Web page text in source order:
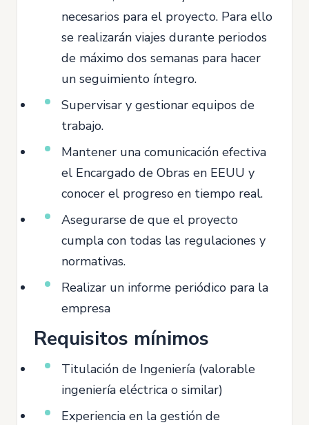
necesarios para el proyecto. Para ello
se realizarán viajes durante periodos
de máximo dos semanas para hacer
un seguimiento íntegro.
Supervisar y gestionar equipos de
trabajo.
Mantener una comunicación efectiva
el Encargado de Obras en EEUU y
conocer el progreso en tiempo real.
Asegurarse de que el proyecto
cumpla con todas las regulaciones y
normativas.
Realizar un informe periódico para la
empresa
Requisitos mínimos
Titulación de Ingeniería (valorable
ingeniería eléctrica o similar)
Experiencia en la gestión de